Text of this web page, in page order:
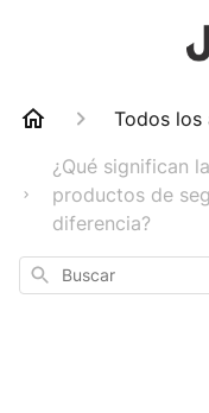
Todos
¿Qué significan
productos de
diferencia?
Buscar